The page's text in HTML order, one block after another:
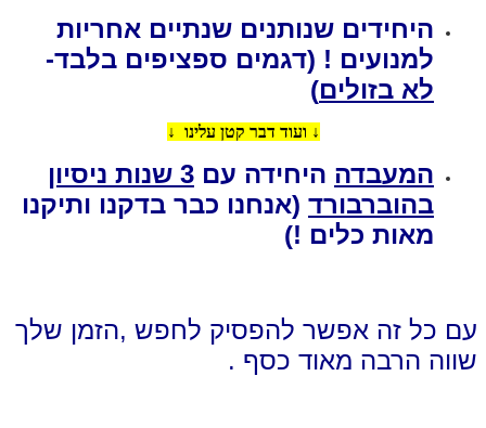
היחידים שנותנים שנתיים אחריות
למנועים ! (דגמים ספציפים בלבד-
לא בזולים)
↓ ועוד דבר קטן עלינו ↓
המעבדה היחידה עם
3 שנות ניסיון
בהוברבורד (אנחנו כבר בדקנו ותיקנו
מאות כלים !)
עם כל זה אפשר להפסיק לחפש ,הזמן שלך
שווה הרבה מאוד כסף .